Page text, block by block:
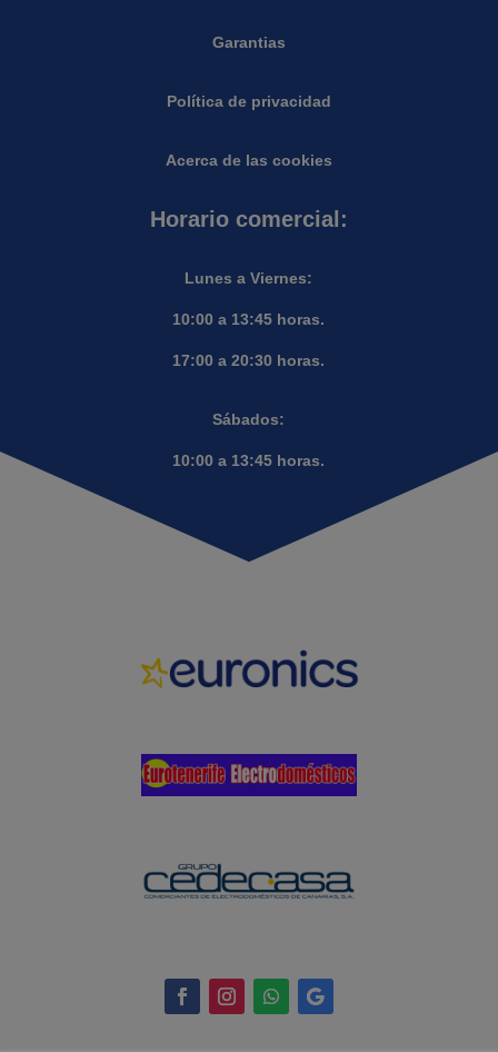
Garantias
Política de privacidad
Acerca de las cookies
Horario comercial:
Lunes a Viernes:
10:00 a 13:45 horas.
17:00 a 20:30 horas.
Sábados:
10:00 a 13:45 horas.